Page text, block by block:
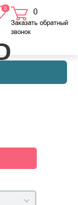
0 0
в корзине
Заказать обратный
звонок